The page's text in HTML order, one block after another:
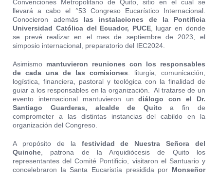
Convenciones Metropolitano de Quito, sitio en el cual se
llevará a cabo el °53 Congreso Eucarístico Internacional.
Conocieron además las
instalaciones de la Pontificia
Universidad Católica del Ecuador, PUCE, lugar en donde
se prevé realizar en el mes de septiembre de 2023, el
simposio internacional, preparatorio del IEC2024.
Asimismo mantuvieron reuniones con los responsables
de cada una de las comisiones: liturgia, comunicación,
logística, financiera, pastoral y teológica con la finalidad de
guiar a los responsables en la organización. Al tratarse de un
evento internacional mantuvieron undiálogo con el Dr.
Santiago Guarderas, alcalde de Quito a fin de
comprometer a las distintas instancias del cabildo en la
organización del Congreso.
A propósito de la festividad de Nuestra Señora del
Quinche , patrona de la Arquidiócesis de Quito los
representantes del Comité Pontificio, visitaron el Santuario y
concelebraron la Santa Eucaristía presidida por Monseñor